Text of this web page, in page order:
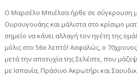
Ο Μαρσέλο Μπιέλσα ήρθε σε σύγκρουση
Ουρουγουάης και μάλιστα στο κρίσιμο
σημείο να κάνει αλλαγή τον ηγέτη της
μόλις στο 56ο λεπτό! Ασφαλώς, ο
μετά την αποτυχία της Σελέστε, που
με Ισπανία, Πράσινο Ακρωτήρι και